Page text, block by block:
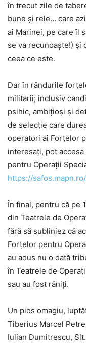
în trecut zile de
bune și rele… care
ai Marinei, pe care îl
se va recunoaște!) și
ceea ce este.
Dar în rândurile
militarii; inclusiv
psihic, ambițioși și
de selecție care
operatori ai Forțelor
interesați, pot
pentru Operații
https://safos.mapn.ro/
În final, pentru că pe
din Teatrele de
fără să subliniez că
Forțelor pentru
au adus nu o dată
în Teatrele de
sau au fost răniți.
Un pios omagiu,
Tiberius Marcel
Iulian Dumitrescu,